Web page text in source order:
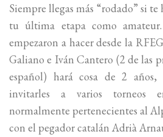
Siempre llegas más “rodado” si
tu última etapa como
empezaron a hacer desde la
Galiano e Iván Cantero (2 de las
español) hará cosa de 2 años,
invitarles a varios torneos
normalmente pertenecientes al
con el pegador catalán Adrià